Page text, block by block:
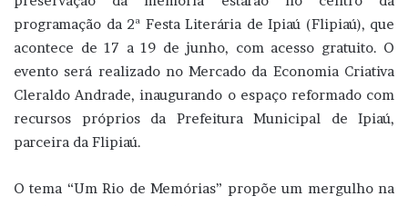
programação da 2ª Festa Literária de Ipiaú (Flipiaú), que
acontece de 17 a 19 de junho, com acesso gratuito. O
evento será realizado no Mercado da Economia Criativa
Cleraldo Andrade, inaugurando o espaço reformado com
recursos próprios da Prefeitura Municipal de Ipiaú,
parceira da Flipiaú.
O tema “Um Rio de Memórias” propõe um mergulho na